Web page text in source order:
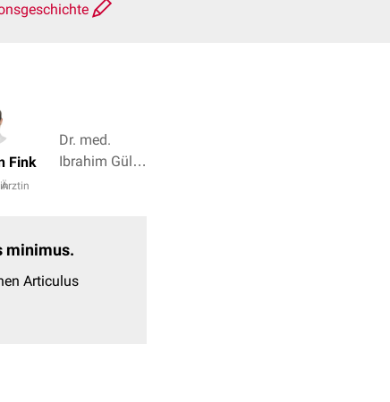
Fink
Dr. med.
Ibrahim Güler,
minimus.
Articulus